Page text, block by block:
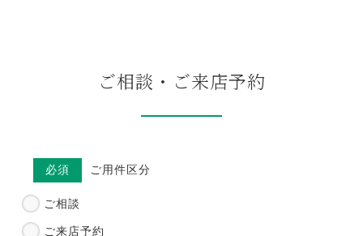
ご相談・ご来店予約
必須 ご用件区分
ご相談
ご来店予約